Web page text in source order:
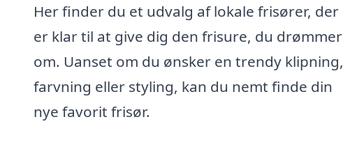
Her finder du et udvalg af lokale frisører, der
er klar til at give dig den frisure, du drømmer
om. Uanset om du ønsker en trendy klipning,
farvning eller styling, kan du nemt finde din
nye favorit frisør.